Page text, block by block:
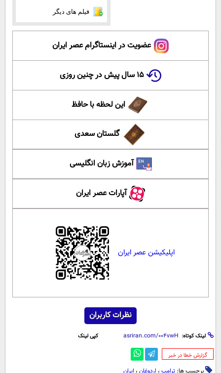
فیلم های دیگر
عضویت در اینستاگرام عصر ایران
۱۵ سال پیش در چنین روزی
این لحظه با حافظ
گلستان سعدی
آموزش زبان انگلیسی
آپارات عصر ایران
اپلیکیشن عصر ایران
نظرات کاربران
لینک کوتاه: کپی لینک
‌گزارش خطا در خبر
برچسب ها: ترامپ ، اردوغان ، ایران